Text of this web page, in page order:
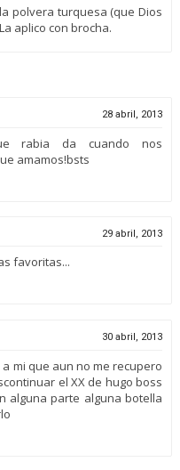
polvera turquesa (que Dios
aplico con brocha.
28 abril, 2013
rabia da cuando nos
amamos!bsts
29 abril, 2013
favoritas...
30 abril, 2013
mi que aun no me recupero
el XX de hugo boss
alguna parte alguna botella